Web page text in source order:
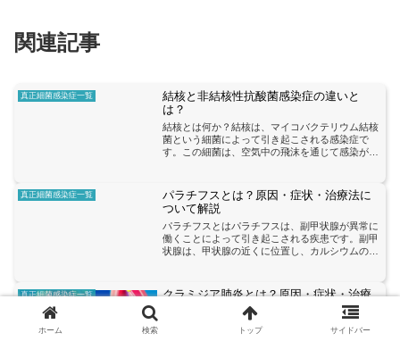
関連記事
真正細菌感染症一覧
結核と非結核性抗酸菌感染症の違いと
は？
結核とは何か？結核は、マイコバクテリウム結核
菌という細菌によって引き起こされる感染症で
す。この細菌は、空気中の飛沫を通じて感染が広
ます。結核の症状には、...
真正細菌感染症一覧
パラチフスとは？原因・症状・治療法に
ついて解説
パラチフスとはパラチフスは、副甲状腺が異常に
働くことによって引き起こされる疾患です。副甲
状腺は、甲状腺の近くに位置し、カルシウムの代
と活性化し、副甲状腺ホ...
真正細菌感染症一覧
クラミジア肺炎とは？原因・症状・治療
クラミジア肺炎とはクラミジア肺炎とは、クラミ
ホーム 検索 トップ サイドバー